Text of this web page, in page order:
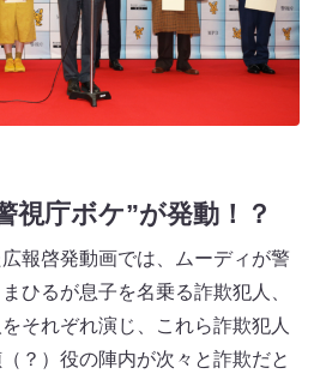
視庁ボケ”が発動！？
報啓発動画では、ムーディが警
ひるが息子を名乗る詐欺犯人、
それぞれ演じ、これら詐欺犯人
？）役の陣内が次々と詐欺だと